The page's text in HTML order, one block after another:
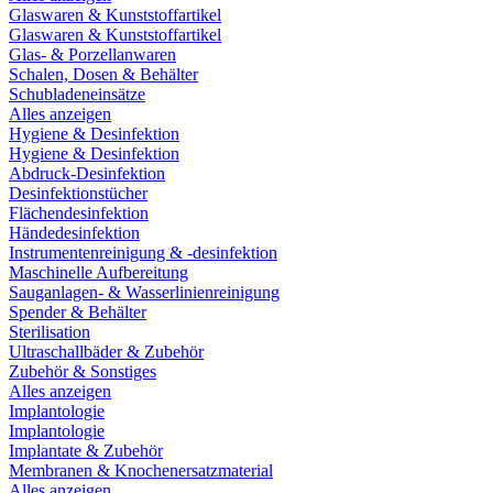
Glaswaren & Kunststoffartikel
Glaswaren & Kunststoffartikel
Glas- & Porzellanwaren
Schalen, Dosen & Behälter
Schubladeneinsätze
Alles anzeigen
Hygiene & Desinfektion
Hygiene & Desinfektion
Abdruck-Desinfektion
Desinfektionstücher
Flächendesinfektion
Händedesinfektion
Instrumentenreinigung & -desinfektion
Maschinelle Aufbereitung
Sauganlagen- & Wasserlinienreinigung
Spender & Behälter
Sterilisation
Ultraschallbäder & Zubehör
Zubehör & Sonstiges
Alles anzeigen
Implantologie
Implantologie
Implantate & Zubehör
Membranen & Knochenersatzmaterial